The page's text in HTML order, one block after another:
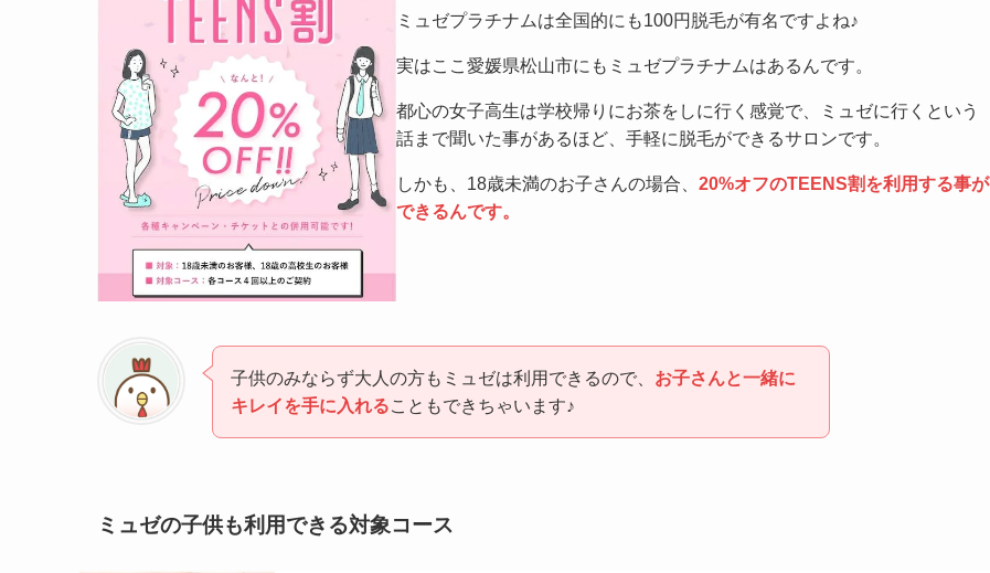
ミュゼプラチナムは全国的にも100円脱毛が有名ですよね♪
実はここ愛媛県松山市にもミュゼプラチナムはあるんです。
都心の女子高生は学校帰りにお茶をしに行く感覚で、ミュゼに行くという
話まで聞いた事があるほど、手軽に脱毛ができるサロンです。
しかも、18歳未満のお子さんの場合、 20%オフのTEENS割を利用する事が
できるんです。
子供のみならず大人の方もミュゼは利用できるので、 お子さんと一緒に
キレイを手に入れることもできちゃいます♪
ミュゼの子供も利用できる対象コース